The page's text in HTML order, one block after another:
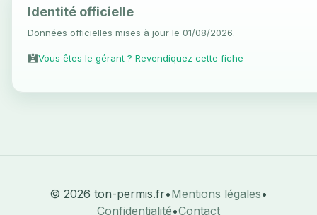
Identité officielle
Données officielles mises à jour le 01/08/2026.
Vous êtes le gérant ? Revendiquez cette fiche
© 2026 ton-permis.fr•Mentions légales•
Confidentialité•Contact